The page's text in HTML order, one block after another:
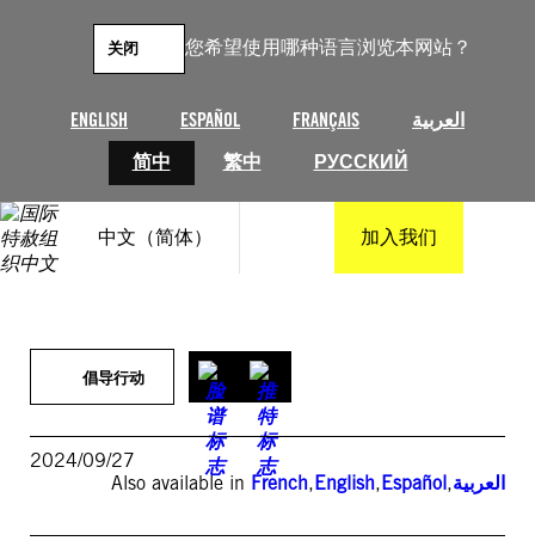
您希望使用哪种语言浏览本网站？
ENGLISH ESPAÑOL FRANÇAIS
العربية
简中
繁中 РУССКИЙ
关闭
中文（简体） 加入我们
倡导行动
2024/09/27
Also available in French,English,Español,العربية